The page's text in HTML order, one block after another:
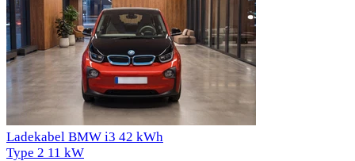
Ladekabel BMW i3 42 kWh
Type 2 11 kW